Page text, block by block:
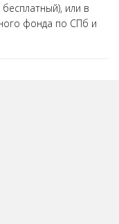
или в
фонда по СПб и